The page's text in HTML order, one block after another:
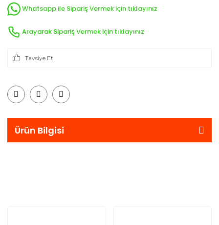
Whatsapp ile Sipariş Vermek için tıklayınız
Arayarak Sipariş Vermek için tıklayınız
Tavsiye Et
Ürün Bilgisi